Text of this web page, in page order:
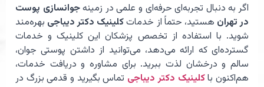
اگر به دنبال تجربه‌ای حرفه‌ای و علمی در زمینهجوانسازی پوست
در تهران هستید، حتماً از خدماتکلینیک دکتر دیباجی بهره‌مند
شوید. با استفاده از تخصص پزشکان این کلینیک و خدمات
گسترده‌ای که ارائه می‌دهد، می‌توانید از داشتن پوستی جوان،
سالم و درخشان لذت ببرید. برای مشاوره و دریافت خدمات،
هم‌اکنون باکلینیک دکتر دیباجی تماس بگیرید و قدمی بزرگ در